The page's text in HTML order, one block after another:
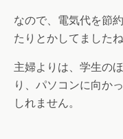
なので、電気代を節
たりとかしてました
主婦よりは、学生の
り、パソコンに向か
しれません。